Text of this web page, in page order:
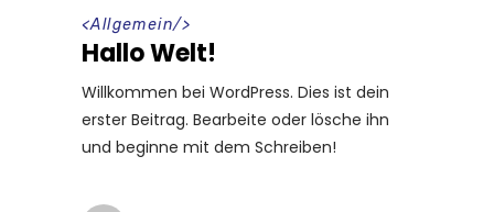
<Allgemein/>
Hallo Welt!
Willkommen bei WordPress. Dies ist dein
erster Beitrag. Bearbeite oder lösche ihn
und beginne mit dem Schreiben!